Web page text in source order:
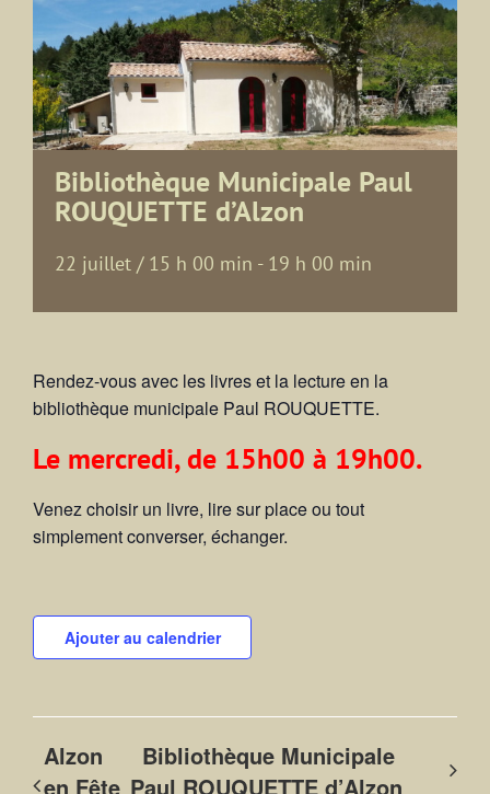
Bibliothèque Municipale Paul
ROUQUETTE d’Alzon
22 juillet / 15 h 00 min - 19 h 00 min
Rendez-vous avec les livres et la lecture en la
bibliothèque municipale Paul ROUQUETTE.
Le mercredi, de 15h00 à 19h00.
Venez choisir un livre, lire sur place ou tout
simplement converser, échanger.
Ajouter au calendrier
Alzon
en Fête
Bibliothèque Municipale
Paul ROUQUETTE d’Alzon